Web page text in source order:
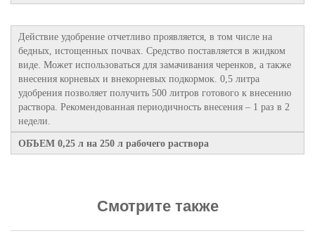
Действие удобрение отчетливо проявляется, в том числе на
бедных, истощенных почвах. Средство поставляется в жидком
виде. Может использоваться для замачивания черенков, а также
внесения корневых и внекорневых подкормок. 0,5 литра
удобрения позволяет получить 500 литров готового к внесению
раствора. Рекомендованная периодичность внесения – 1 раз в 2
недели.
ОБЪЕМ 0,25 л на 250 л рабочего раствора
Смотрите также